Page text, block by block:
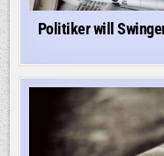
Politiker will